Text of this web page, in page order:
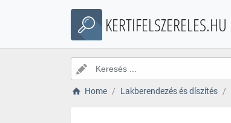
KERTIFELSZERELES.HU
Home Lakberendezés és díszítés